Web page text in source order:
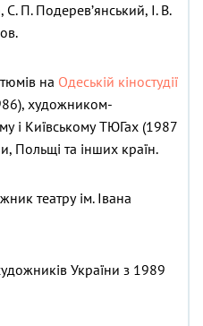
П. Подерев’янський, І. В.
на Одеській кіностудії
художником-
і Київському ТЮГах (1987
Польщі та інших країн.
театру ім. Івана
України з 1989